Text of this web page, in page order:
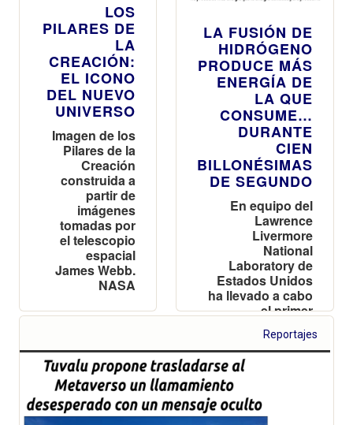
LOS
PILARES DE
LA
CREACIÓN:
EL ICONO
DEL NUEVO
UNIVERSO
Imagen de los
Pilares de la
Creación
construida a
partir de
imágenes
tomadas por
el telescopio
espacial
James Webb.
NASA
LA FUSIÓN DE
HIDRÓGENO
PRODUCE MÁS
ENERGÍA DE
LA QUE
CONSUME…
DURANTE
CIEN
BILLONÉSIMAS
DE SEGUNDO
En equipo del
Lawrence
Livermore
National
Laboratory de
Estados Unidos
ha llevado a cabo
el primer
experimento
controlado de
fusión que ha
producido más
energía que la
energía utilizada
para producirla
Reportajes